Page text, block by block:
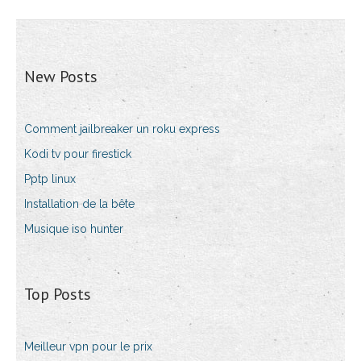
New Posts
Comment jailbreaker un roku express
Kodi tv pour firestick
Pptp linux
Installation de la bête
Musique iso hunter
Top Posts
Meilleur vpn pour le prix